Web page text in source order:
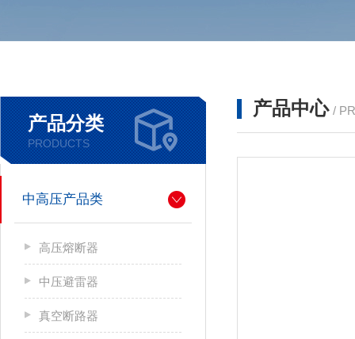
产品分类
PRODUCTS
中高压产品类
高压熔断器
中压避雷器
真空断路器
产品中心 /